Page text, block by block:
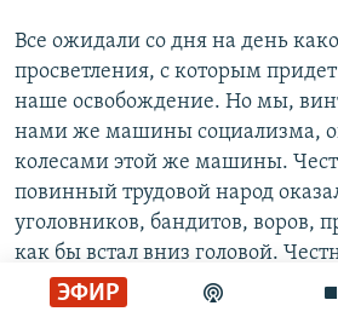
ЭФИР
Все ожидали со дня на день
просветления, с которым
наше освобождение. Но мы,
нами же машины социализма,
колесами этой же машины.
повинный трудовой народ
уголовников, бандитов, воров,
как бы встал вниз головой.
преступникам. Они – в лагерной
руководстве и охране.